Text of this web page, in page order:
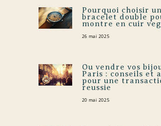
Pourquoi choisir un
bracelet double
montre en cuir
26 mai 2025
Ou vendre vos
Paris : conseils et
pour une
reussie
20 mai 2025